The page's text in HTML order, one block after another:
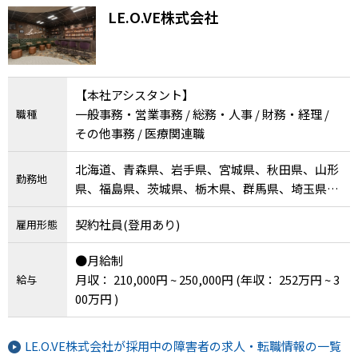
LE.O.VE株式会社
職種
【本社アシスタント】
一般事務・営業事務 / 総務・人事 / 財務・経理 /
その他事務 / 医療関連職
勤務地
北海道、青森県、岩手県、宮城県、秋田県、山形
県、福島県、茨城県、栃木県、群馬県、埼玉県、
千葉県、東京都、神奈川県、新潟県、富山県、石
川県、福井県、山梨県、長野県、岐阜県、静岡
県、愛知県、三重県、滋賀県、京都府、大阪府、
兵庫県、奈良県、和歌山県、鳥取県、島根県、岡
山県、広島県、山口県、徳島県、香川県、愛媛
県、高知県、福岡県、佐賀県、長崎県、熊本県、
大分県、宮崎県、鹿児島県、沖縄県
雇用形態 契約社員(登用あり)
給与
●月給制
月収： 210,000円 ~ 250,000円 (年収： 252万円 ~ 3
00万円 )
LE.O.VE株式会社が採用中の障害者の求人・転職情報の一覧